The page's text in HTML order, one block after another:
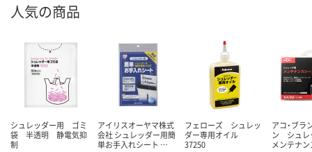
人気の商品
シュレッダー用 ゴミ
袋 半透明 静電気抑
制
アイリスオーヤマ株式
会社 シュレッダー用簡
単お手入れシート …
フェローズ シュレッ
ダー専用オイル
37250
アコ・ブラ
ン シュレ
メンテナ